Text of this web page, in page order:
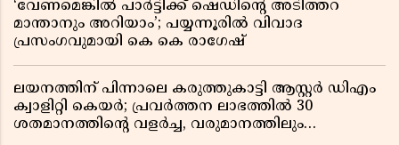
‘വേണമെങ്കിൽ പാർട്ടിക്ക് ഷെഡിൻ്റെ അടിത്തറ
മാന്താനും അറിയാം’; പയ്യന്നൂരിൽ വിവാദ
പ്രസംഗവുമായി കെ കെ രാഗേഷ്
ലയനത്തിന് പിന്നാലെ കരുത്തുകാട്ടി ആസ്റ്റർ ഡിഎം
ക്വാളിറ്റി കെയർ; പ്രവർത്തന ലാഭത്തിൽ 30
ശതമാനത്തിൻ്റെ വളർച്ച, വരുമാനത്തിലും